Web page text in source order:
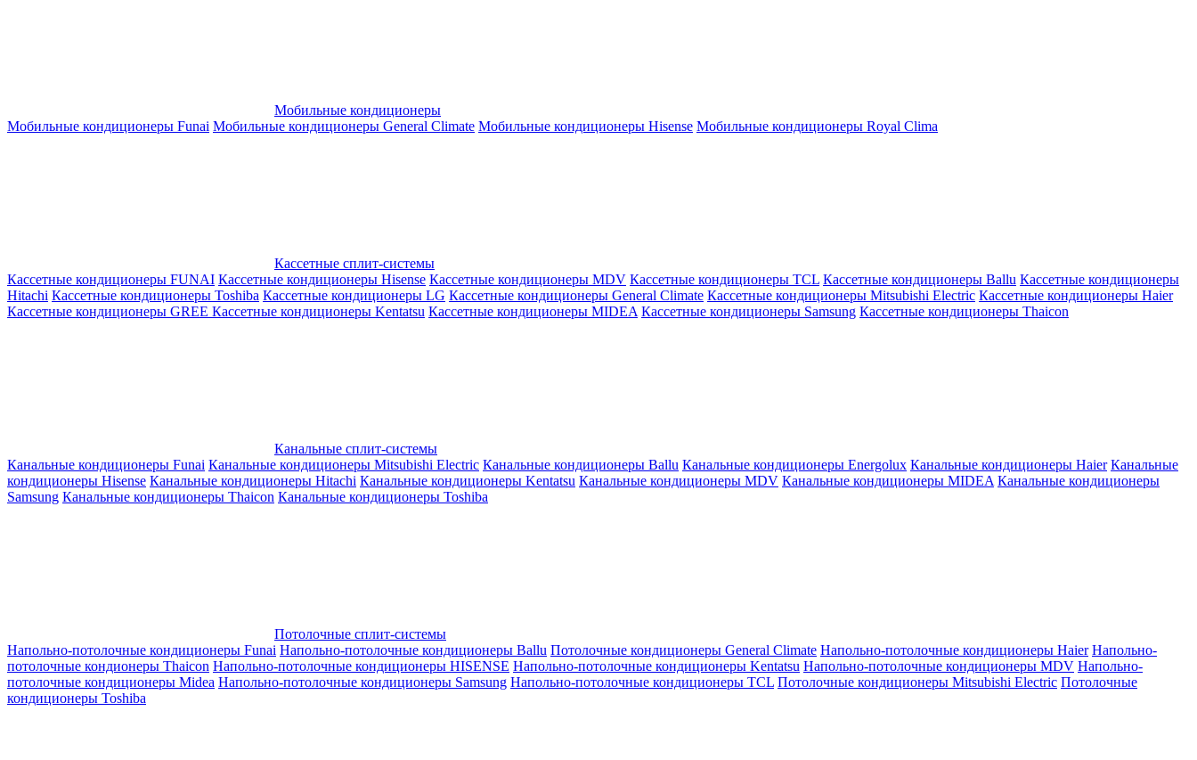
Мобильные кондиционеры
Мобильные кондиционеры Funai Мобильные кондиционеры General Climate Мобильные кондиционеры Hisense Мобильные кондиционеры Royal Clima
Кассетные сплит-системы
Кассетные кондиционеры FUNAI Кассетные кондиционеры Hisense Кассетные кондиционеры MDV Кассетные кондиционеры TCL Кассетные кондиционеры Ballu Кассетные кондиционеры
Hitachi Кассетные кондиционеры Toshiba Кассетные кондиционеры LG Кассетные кондиционеры General Climate Кассетные кондиционеры Mitsubishi Electric Кассетные кондиционеры Haier
Кассетные кондиционеры GREE Кассетные кондиционеры Kentatsu Кассетные кондиционеры MIDEA Кассетные кондиционеры Samsung Кассетные кондиционеры Thaicon
Канальные сплит-системы
Канальные кондиционеры Funai Канальные кондиционеры Mitsubishi Electric Канальные кондиционеры Ballu Канальные кондиционеры Energolux Канальные кондиционеры Haier Канальные
кондиционеры Hisense Канальные кондиционеры Hitachi Канальные кондиционеры Kentatsu Канальные кондиционеры MDV Канальные кондиционеры MIDEA Канальные кондиционеры
Samsung Канальные кондиционеры Thaicon Канальные кондиционеры Toshiba
Потолочные сплит-системы
Напольно-потолочные кондиционеры Funai Напольно-потолочные кондиционеры Ballu Потолочные кондиционеры General Climate Напольно-потолочные кондиционеры Haier Напольно-
потолочные кондионеры Thaicon Напольно-потолочные кондиционеры HISENSE Напольно-потолочные кондиционеры Kentatsu Напольно-потолочные кондиционеры MDV Напольно-
потолочные кондиционеры Midea Напольно-потолочные кондиционеры Samsung Напольно-потолочные кондиционеры TCL Потолочные кондиционеры Mitsubishi Electric Потолочные
кондиционеры Toshiba